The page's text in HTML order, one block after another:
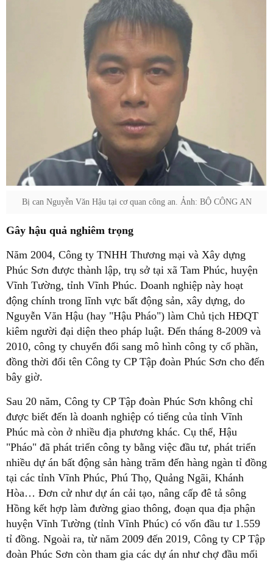
Bị can Nguyễn Văn Hậu tại cơ quan công an. Ảnh: BỘ CÔNG AN
Gây hậu quả nghiêm trọng
Năm 2004, Công ty TNHH Thương mại và Xây dựng
Phúc Sơn được thành lập, trụ sở tại xã Tam Phúc, huyện
Vĩnh Tường, tỉnh Vĩnh Phúc. Doanh nghiệp này hoạt
động chính trong lĩnh vực bất động sản, xây dựng, do
Nguyễn Văn Hậu (hay "Hậu Pháo") làm Chủ tịch HĐQT
kiêm người đại diện theo pháp luật. Đến tháng 8-2009 và
2010, công ty chuyển đổi sang mô hình công ty cổ phần,
đồng thời đổi tên Công ty CP Tập đoàn Phúc Sơn cho đến
bây giờ.
Sau 20 năm, Công ty CP Tập đoàn Phúc Sơn không chỉ
được biết đến là doanh nghiệp có tiếng của tỉnh Vĩnh
Phúc mà còn ở nhiều địa phương khác. Cụ thể, Hậu
"Pháo" đã phát triển công ty bằng việc đầu tư, phát triển
nhiều dự án bất động sản hàng trăm đến hàng ngàn tỉ đồng
tại các tỉnh Vĩnh Phúc, Phú Thọ, Quảng Ngãi, Khánh
Hòa… Đơn cử như dự án cải tạo, nâng cấp đê tả sông
Hồng kết hợp làm đường giao thông, đoạn qua địa phận
huyện Vĩnh Tường (tỉnh Vĩnh Phúc) có vốn đầu tư 1.559
tỉ đồng. Ngoài ra, từ năm 2009 đến 2019, Công ty CP Tập
đoàn Phúc Sơn còn tham gia các dự án như chợ đầu mối